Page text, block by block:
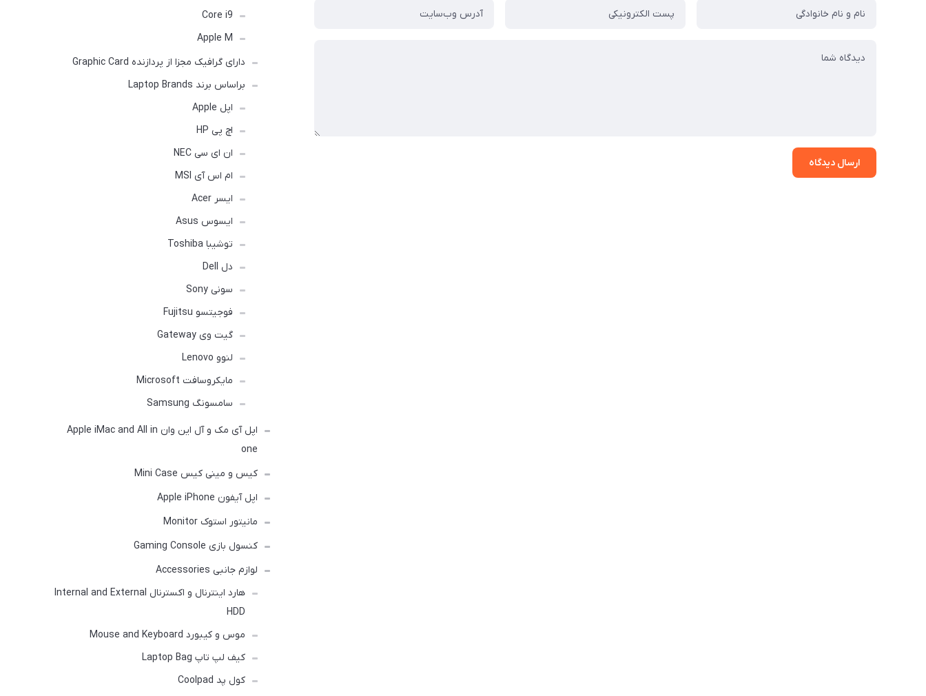
ارسال دیدگاه
Core i9
Apple M
دارای گرافیک مجزا از پردازنده Graphic Card
براساس برند Laptop Brands
اپل Apple
اچ پی HP
ان ای سی NEC
ام اس آی MSI
ایسر Acer
ایسوس Asus
توشیبا Toshiba
دل Dell
سونی Sony
فوجیتسو Fujitsu
گیت وی Gateway
لنوو Lenovo
مایکروسافت Microsoft
سامسونگ Samsung
اپل آی مک و آل این وان Apple iMac and All in
one
کیس و مینی کیس Mini Case
اپل آیفون Apple iPhone
مانیتور استوک Monitor
کنسول بازی Gaming Console
لوازم جانبی Accessories
هارد اینترنال و اکسترنال Internal and External
HDD
موس و کیبورد Mouse and Keyboard
کیف لپ تاپ Laptop Bag
کول پد Coolpad